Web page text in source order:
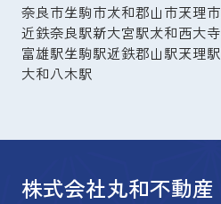
奈良市生駒市大和郡山市天理市
近鉄奈良駅新大宮駅大和西大
富雄駅生駒駅近鉄郡山駅天理駅
大和八木駅
株式会社丸和不動産